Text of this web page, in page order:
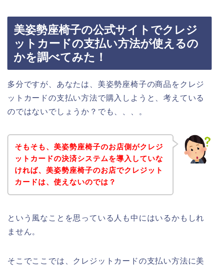
美姿勢座椅子の公式サイトでクレジ
ットカードの支払い方法が使えるの
かを調べてみた！
多分ですが、あなたは、美姿勢座椅子の商品をクレジ
ットカードの支払い方法で購入しようと、考えている
のではないでしょうか？でも、、、。
そもそも、美姿勢座椅子のお店側がクレジ
ットカードの決済システムを導入していな
ければ、美姿勢座椅子のお店でクレジット
カードは、使えないのでは？
という風なことを思っている人も中にはいるかもしれ
ません。
そこでここでは、クレジットカードの支払い方法に美